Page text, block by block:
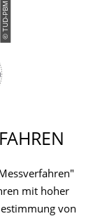
© TUD-PBM
mit hoher
von